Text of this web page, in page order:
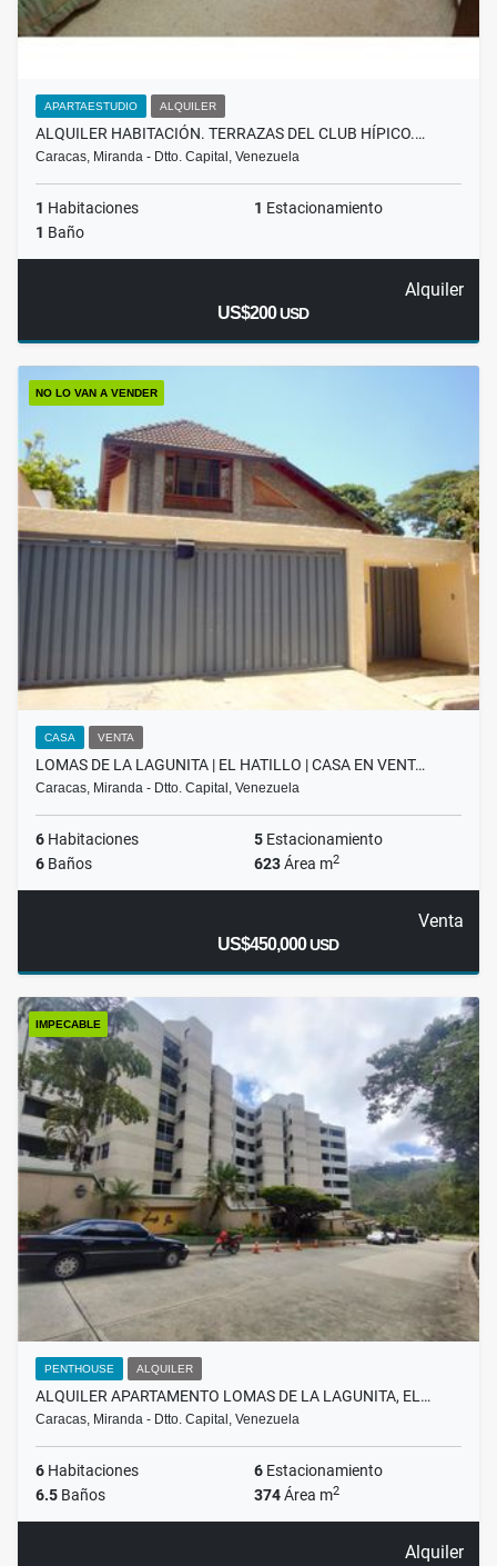
APARTAESTUDIO ALQUILER
ALQUILER HABITACIÓN. TERRAZAS DEL CLUB HÍPICO.…
Caracas, Miranda - Dtto. Capital, Venezuela
1 Habitaciones 1 Estacionamiento
1 Baño
Alquiler
US$200USD
NO LO VAN A VENDER
CASA VENTA
LOMAS DE LA LAGUNITA | EL HATILLO | CASA EN VENT…
Caracas, Miranda - Dtto. Capital, Venezuela
6 Habitaciones 5 Estacionamiento
6 Baños 623Área m2
Venta
US$450,000USD
IMPECABLE
PENTHOUSE ALQUILER
ALQUILER APARTAMENTO LOMAS DE LA LAGUNITA, EL…
Caracas, Miranda - Dtto. Capital, Venezuela
6 Habitaciones 6 Estacionamiento
6.5 Baños 374Área m2
Alquiler